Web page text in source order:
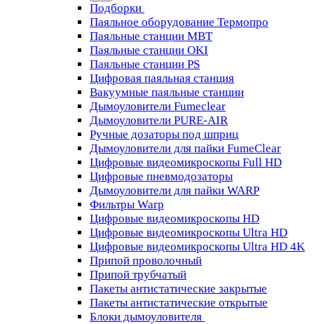
Подборки
Паяльное оборудование Термопро
Паяльные станции MBT
Паяльные станции OKI
Паяльные станции PS
Цифровая паяльная станция
Вакуумные паяльные станции
Дымоуловители Fumeclear
Дымоуловители PURE-AIR
Ручные дозаторы под шприц
Дымоуловители для пайки FumeClear
Цифровые видеомикроскопы Full HD
Цифровые пневмодозаторы
Дымоуловители для пайки WARP
Фильтры Warp
Цифровые видеомикроскопы HD
Цифровые видеомикроскопы Ultra HD
Цифровые видеомикроскопы Ultra HD 4K
Припой проволочный
Припой трубчатый
Пакеты антистатические закрытые
Пакеты антистатические открытые
Блоки дымоуловителя